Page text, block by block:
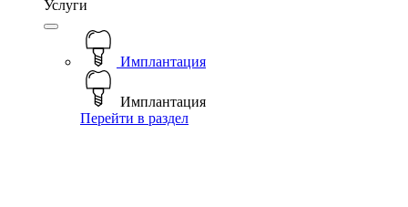
Услуги
Имплантация
Имплантация
Перейти в раздел